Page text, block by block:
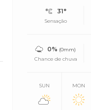
31°
Sensação
0% (0mm)
Chance de chuva
SUN MON